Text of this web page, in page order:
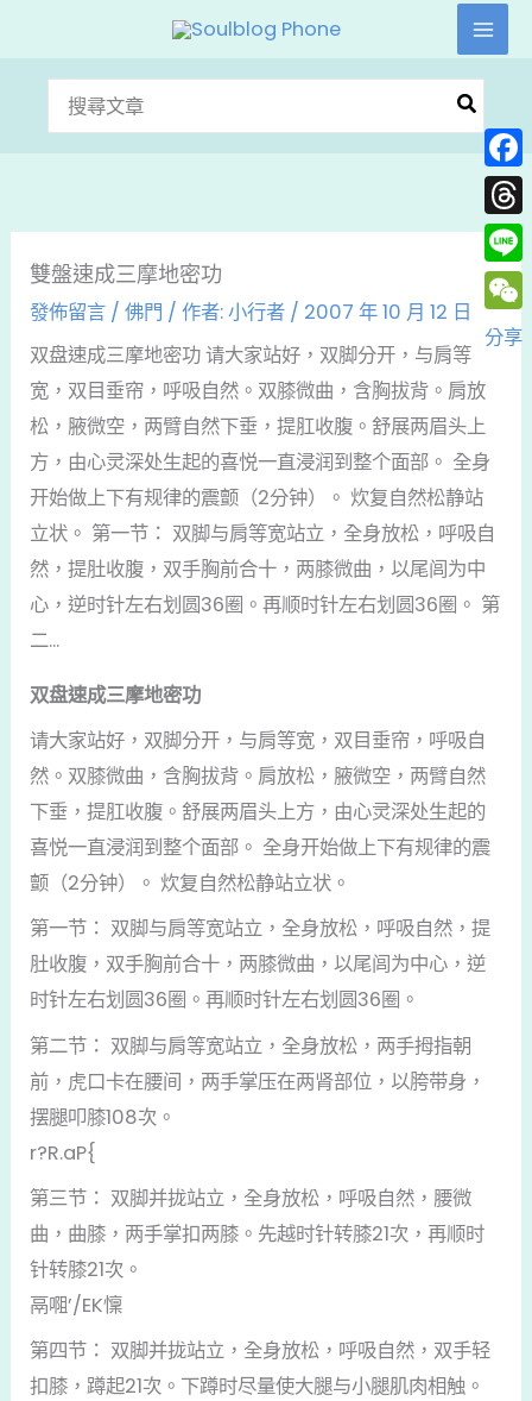
尋：
雙盤速成三摩地密功
發佈留言 /佛門 / 作者:小行者 / 2007 年 10 月 12 日
双盘速成三摩地密功 请大家站好，双脚分开，与肩等
宽，双目垂帘，呼吸自然。双膝微曲，含胸拔背。肩放
松，腋微空，两臂自然下垂，提肛收腹。舒展两眉头上
方，由心灵深处生起的喜悦一直浸润到整个面部。 全身
开始做上下有规律的震颤（2分钟）。 炊复自然松静站
立状。 第一节： 双脚与肩等宽站立，全身放松，呼吸自
然，提肚收腹，双手胸前合十，两膝微曲，以尾闾为中
心，逆时针左右划圆36圈。再顺时针左右划圆36圈。 第
二...
双盘速成三摩地密功
请大家站好，双脚分开，与肩等宽，双目垂帘，呼吸自
然。双膝微曲，含胸拔背。肩放松，腋微空，两臂自然
下垂，提肛收腹。舒展两眉头上方，由心灵深处生起的
喜悦一直浸润到整个面部。 全身开始做上下有规律的震
颤（2分钟）。 炊复自然松静站立状。
第一节： 双脚与肩等宽站立，全身放松，呼吸自然，提
肚收腹，双手胸前合十，两膝微曲，以尾闾为中心，逆
时针左右划圆36圈。再顺时针左右划圆36圈。
第二节： 双脚与肩等宽站立，全身放松，两手拇指朝
前，虎口卡在腰间，两手掌压在两肾部位，以胯带身，
摆腿叩膝108次。
r?R.aP{
第三节： 双脚并拢站立，全身放松，呼吸自然，腰微
曲，曲膝，两手掌扣两膝。先越时针转膝21次，再顺时
针转膝21次。
鬲唨’/EK懍
第四节： 双脚并拢站立，全身放松，呼吸自然，双手轻
扣膝，蹲起21次。下蹲时尽量使大腿与小腿肌肉相触。
Line
分享